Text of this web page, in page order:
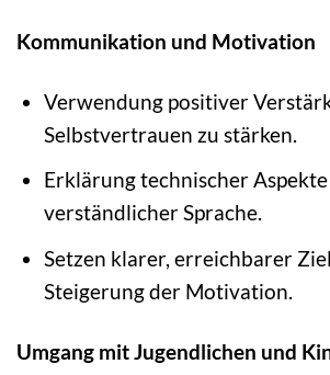
Kommunikation und Motivation
Verwendung positiver
Selbstvertrauen zu stärken.
Erklärung technischer
verständlicher Sprache.
Setzen klarer, erreichbarer
Steigerung der Motivation.
Umgang mit Jugendlichen und